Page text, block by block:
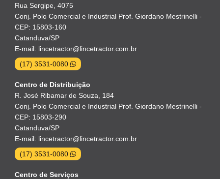
Rua Sergipe, 4075
Conj. Polo Comercial e Industrial Prof. Giordano Mestrinelli -
CEP: 15803-160
Catanduva/SP
E-mail: lincetractor@lincetractor.com.br
(17) 3531-0080
Centro de Distribuição
R. José Ribamar de Souza, 184
Conj. Polo Comercial e Industrial Prof. Giordano Mestrinelli -
CEP: 15803-290
Catanduva/SP
E-mail: lincetractor@lincetractor.com.br
(17) 3531-0080
Centro de Serviços